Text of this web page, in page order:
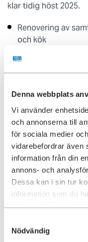
Denna webbplats
Vi använder
och annonserna till
för sociala medier
vidarebefordrar även
information från din
annons- och
Dessa kan i sin tur
information som du
Nödvändig
klar tidig höst 2025.
Renovering av
och kök
nya installationer
Nya fönster
Fasadrenovering
Renovering av
Renovering av
Påbyggnation av
23 st nya
Speciellt med
och bjälklag utförs i
Hyresrätter:
Läs mer
Fakta
Adress: